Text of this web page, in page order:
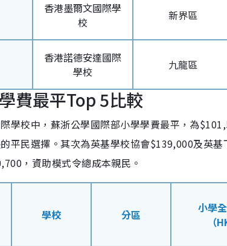
香港墨爾文國際學
校
新界區
香港諾德安達國際
學校
九龍區
費最平Top 5比較
學校中，蘇浙公學國際部小學學費最平，為
平民選擇。其次為英基學校協會$139,000及英
，資助模式令總成本親民。
學校 分區
小學
（